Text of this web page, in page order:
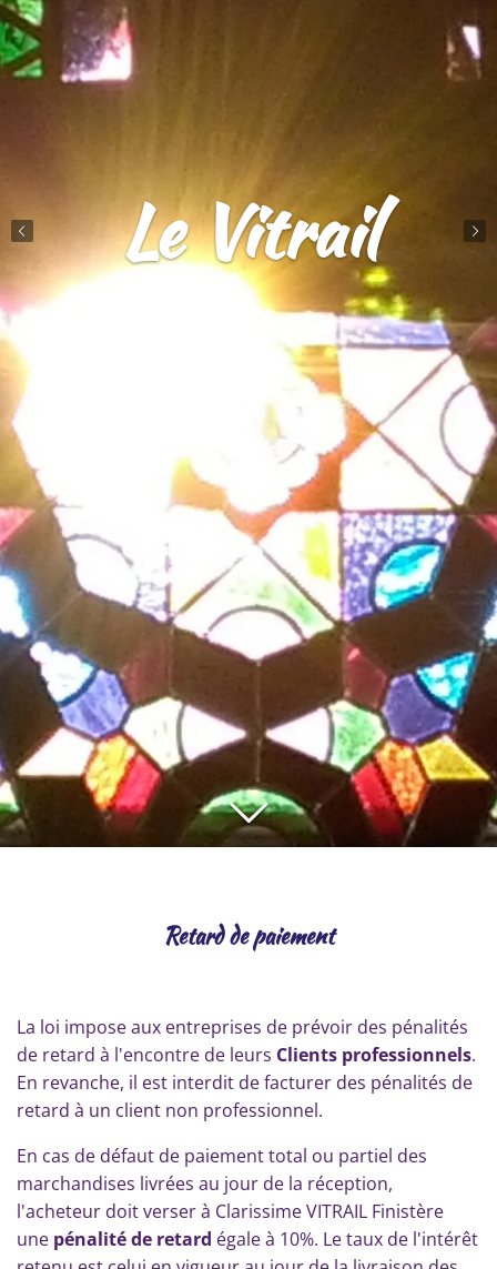
Le Vitrail
Retard de paiement
La loi impose aux entreprises de prévoir des pénalités
de retard à l'encontre de leurs Clients professionnels.
En revanche, il est interdit de facturer des pénalités de
retard à un client non professionnel.
En cas de défaut de paiement total ou partiel des
marchandises livrées au jour de la réception,
l'acheteur doit verser à Clarissime VITRAIL Finistère
une pénalité de retard égale à 10%. Le taux de l'intérêt